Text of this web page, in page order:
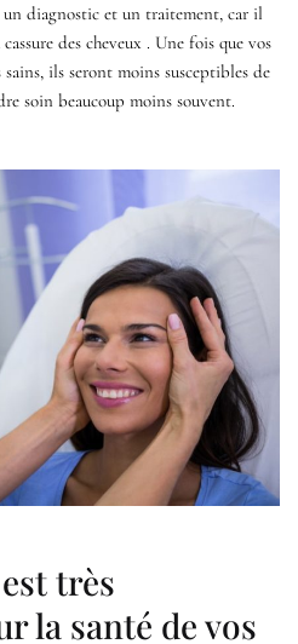
diagnostic et un traitement, car il
des cheveux . Une fois que vos
ils seront moins susceptibles de
soin beaucoup moins souvent.
très
la santé de vos